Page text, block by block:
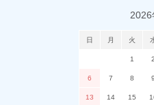
2026
日 月 火
1 2
6 7 8 9
13 14 15